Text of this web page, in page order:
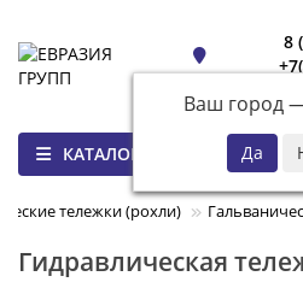
Калуга
Ваш город
8
КАТАЛОГ
тележки (рохли)
Гидравлическая